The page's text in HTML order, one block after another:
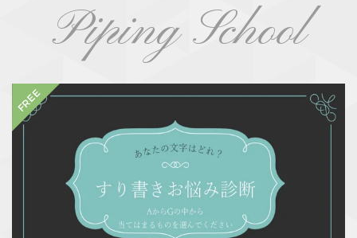
Piping School